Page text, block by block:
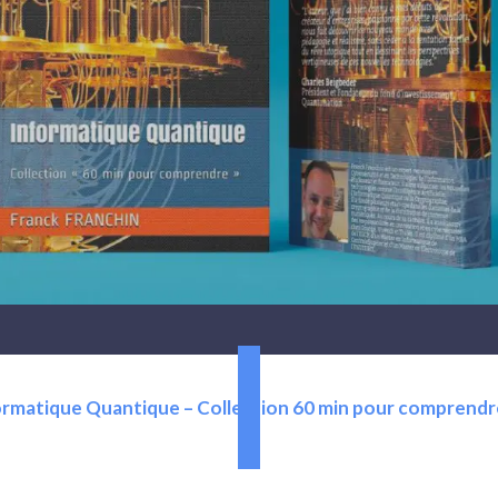
Quantique – Collection 60 min pour